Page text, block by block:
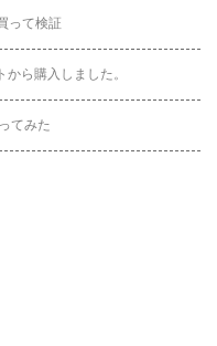
って検証
ら購入しました。
てみた